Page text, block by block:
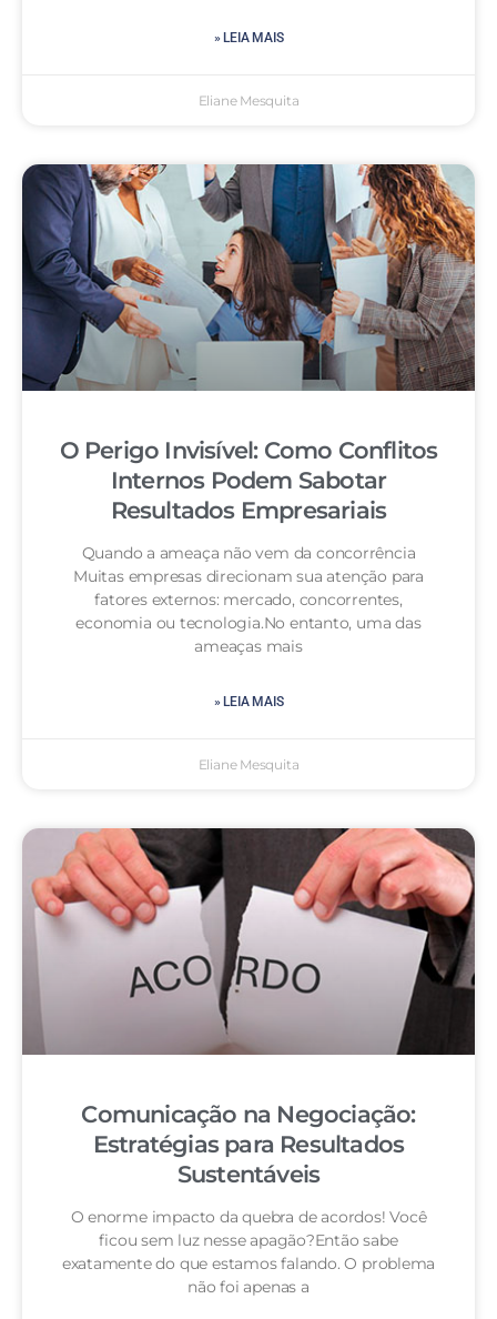
» LEIA MAIS
Eliane Mesquita
O Perigo Invisível: Como Conflitos
Internos Podem Sabotar
Resultados Empresariais
Quando a ameaça não vem da concorrência
Muitas empresas direcionam sua atenção para
fatores externos: mercado, concorrentes,
economia ou tecnologia.No entanto, uma das
ameaças mais
» LEIA MAIS
Eliane Mesquita
Comunicação na Negociação:
Estratégias para Resultados
Sustentáveis
O enorme impacto da quebra de acordos! Você
ficou sem luz nesse apagão?Então sabe
exatamente do que estamos falando. O problema
não foi apenas a